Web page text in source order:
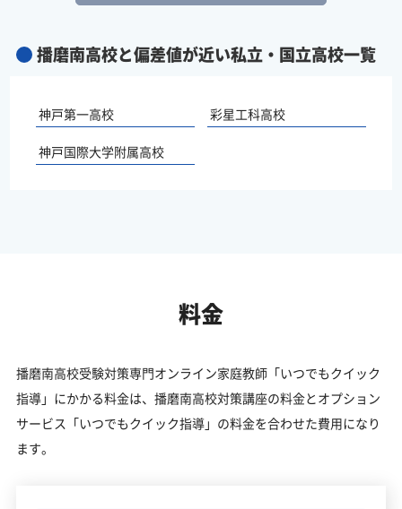
播磨南高校と偏差値が近い私立・国立高校一覧
神戸第一高校 彩星工科高校
神戸国際大学附属高校
料金
播磨南高校受験対策専門オンライン家庭教師「いつでもクイック
指導」にかかる料金は、播磨南高校対策講座の料金とオプション
サービス「いつでもクイック指導」の料金を合わせた費用になり
ます。